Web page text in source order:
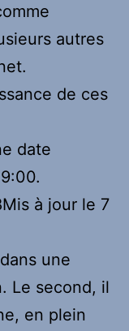
autres
de ces
date
Mis à jour le 7
une
Le second, il
en plein